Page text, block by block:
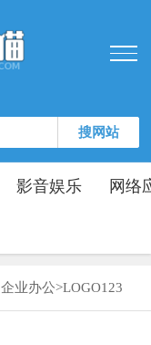
搜网站
影音娱乐 网络
企业办公>LOGO123